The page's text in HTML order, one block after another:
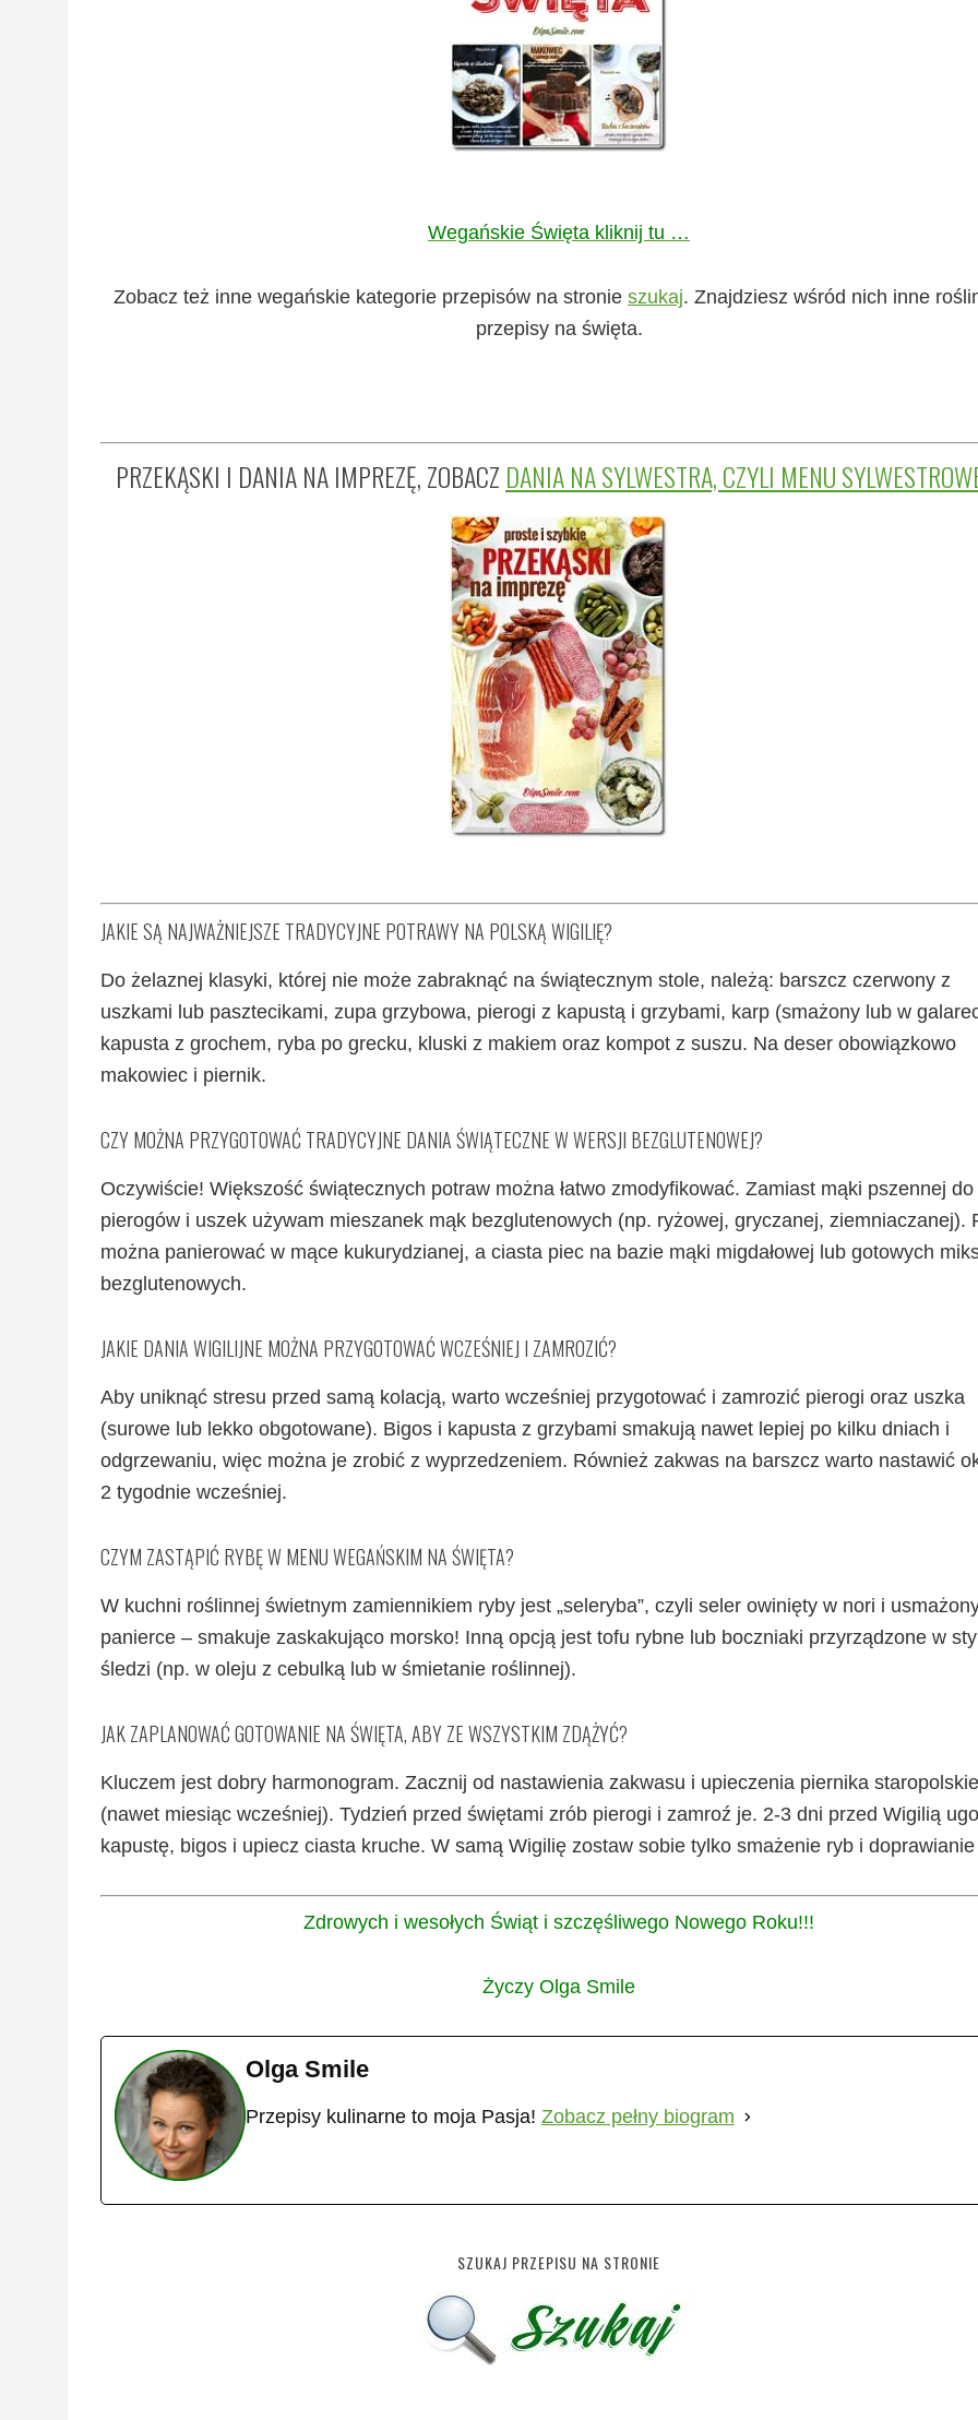
Wegańskie Święta kliknij tu …
Zobacz też inne wegańskie kategorie przepisów na stronie szukaj. Znajdziesz wśród nich inne
przepisy na święta.
PRZEKĄSKI I DANIA NA IMPREZĘ, ZOBACZ DANIA NA SYLWESTRA, CZYLI MENU
JAKIE SĄ NAJWAŻNIEJSZE TRADYCYJNE POTRAWY NA POLSKĄ WIGILIĘ?
Do żelaznej klasyki, której nie może zabraknąć na świątecznym stole, należą: barszcz czerwony z
uszkami lub pasztecikami, zupa grzybowa, pierogi z kapustą i grzybami, karp (smażony lub w
kapusta z grochem, ryba po grecku, kluski z makiem oraz kompot z suszu. Na deser obowiązkowo
makowiec i piernik.
CZY MOŻNA PRZYGOTOWAĆ TRADYCYJNE DANIA ŚWIĄTECZNE W WERSJI BEZGLUTENOWEJ?
Oczywiście! Większość świątecznych potraw można łatwo zmodyfikować. Zamiast mąki pszennej do
pierogów i uszek używam mieszanek mąk bezglutenowych (np. ryżowej, gryczanej, ziemniaczanej).
można panierować w mące kukurydzianej, a ciasta piec na bazie mąki migdałowej lub gotowych
bezglutenowych.
JAKIE DANIA WIGILIJNE MOŻNA PRZYGOTOWAĆ WCZEŚNIEJ I ZAMROZIĆ?
Aby uniknąć stresu przed samą kolacją, warto wcześniej przygotować i zamrozić pierogi oraz uszka
(surowe lub lekko obgotowane). Bigos i kapusta z grzybami smakują nawet lepiej po kilku dniach i
odgrzewaniu, więc można je zrobić z wyprzedzeniem. Również zakwas na barszcz warto nastawić
2 tygodnie wcześniej.
CZYM ZASTĄPIĆ RYBĘ W MENU WEGAŃSKIM NA ŚWIĘTA?
W kuchni roślinnej świetnym zamiennikiem ryby jest „seleryba”, czyli seler owinięty w nori i
panierce – smakuje zaskakująco morsko! Inną opcją jest tofu rybne lub boczniaki przyrządzone w
śledzi (np. w oleju z cebulką lub w śmietanie roślinnej).
JAK ZAPLANOWAĆ GOTOWANIE NA ŚWIĘTA, ABY ZE WSZYSTKIM ZDĄŻYĆ?
Kluczem jest dobry harmonogram. Zacznij od nastawienia zakwasu i upieczenia piernika
(nawet miesiąc wcześniej). Tydzień przed świętami zrób pierogi i zamroź je. 2-3 dni przed Wigilią
kapustę, bigos i upiecz ciasta kruche. W samą Wigilię zostaw sobie tylko smażenie ryb i
Zdrowych i wesołych Świąt i szczęśliwego Nowego Roku!!!
Życzy Olga Smile
Olga Smile
Przepisy kulinarne to moja Pasja! Zobacz pełny biogram
SZUKAJ PRZEPISU NA STRONIE